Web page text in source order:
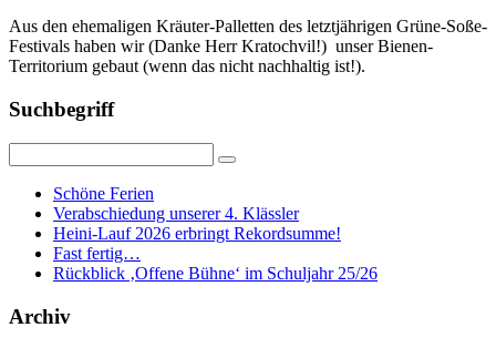
Aus den ehemaligen Kräuter-Palletten des letztjährigen Grüne-Soße-
Festivals haben wir (Danke Herr Kratochvil!) unser Bienen-
Territorium gebaut (wenn das nicht nachhaltig ist!).
Suchbegriff
Schöne Ferien
Verabschiedung unserer 4. Klässler
Heini-Lauf 2026 erbringt Rekordsumme!
Fast fertig…
Rückblick ‚Offene Bühne‘ im Schuljahr 25/26
Archiv